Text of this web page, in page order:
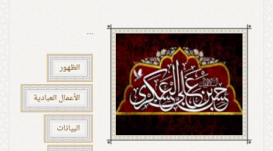
...
الظهور
الأعمال العبادية
البيانات